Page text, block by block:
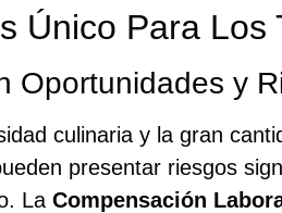
Único Para
Oportunidades y
culinaria y la gran
presentar riesgos
La Compensación